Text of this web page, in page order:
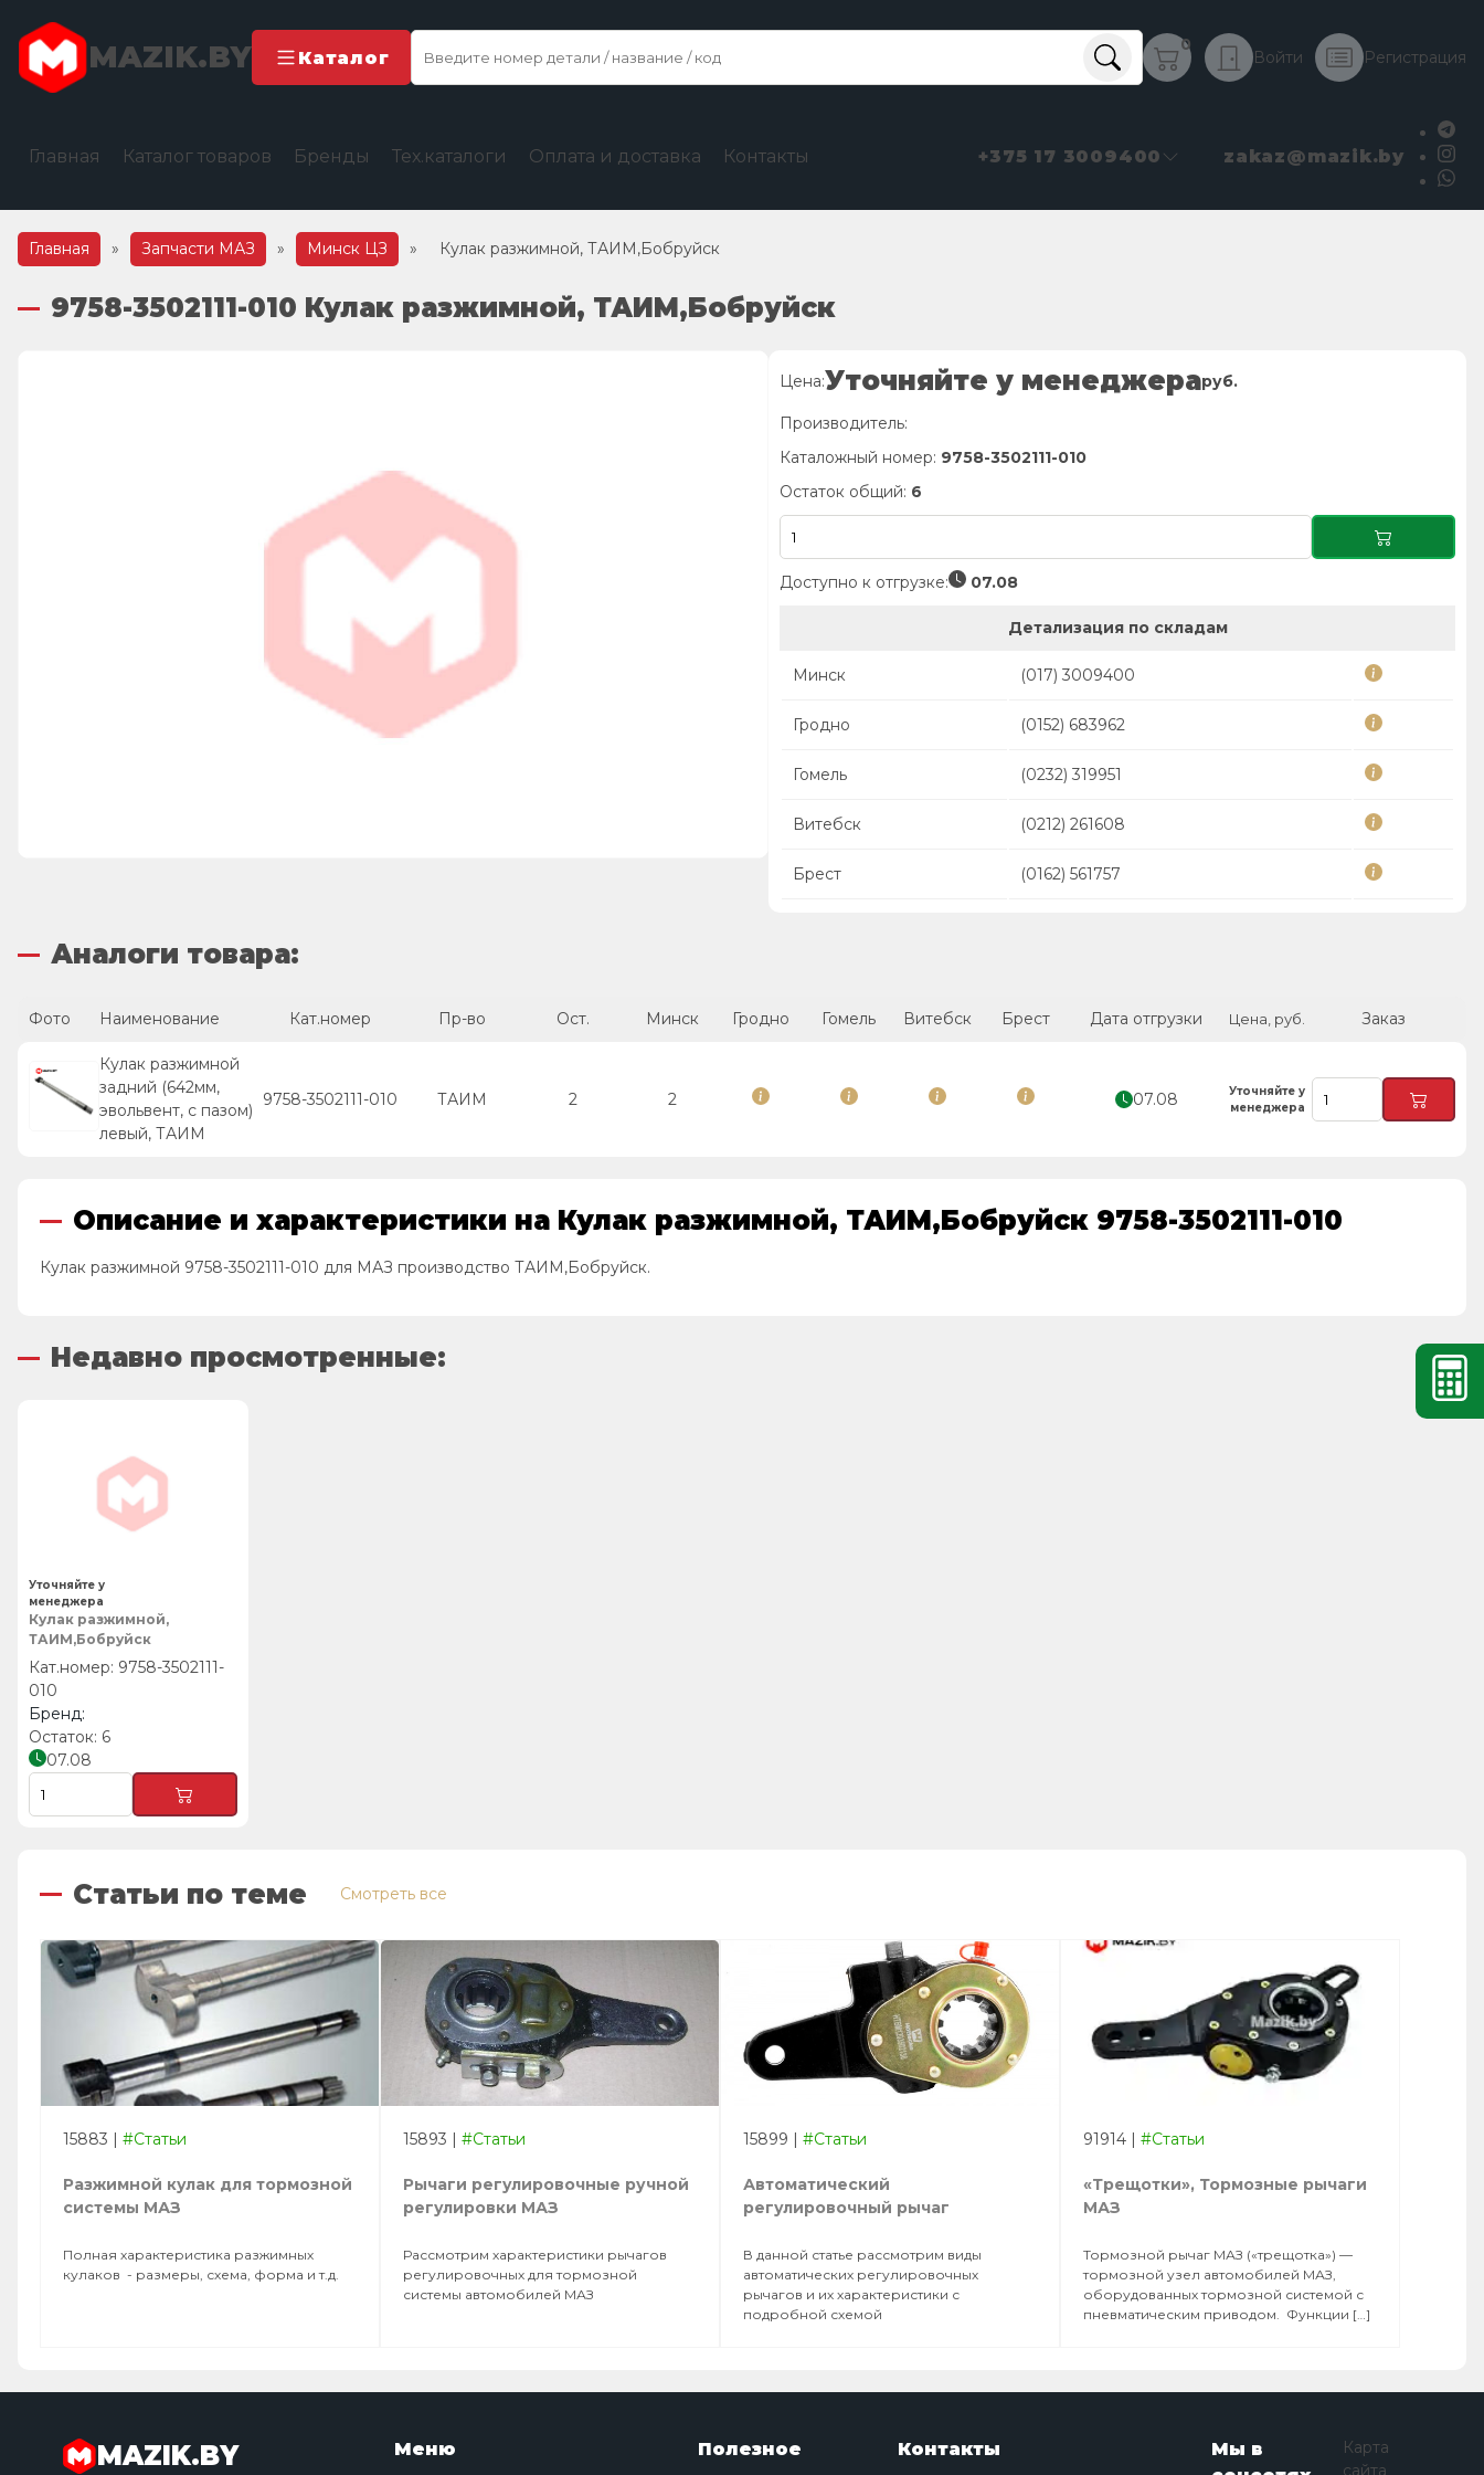
MAZIK.BY Каталог
0
Войти Регистрация
Главная Каталог товаров Бренды Тех.каталоги Оплата и доставка Контакты +375 17 3009400 zakaz@mazik.by
Главная » Запчасти МАЗ » Минск ЦЗ » Кулак разжимной, ТАИМ,Бобруйск
9758-3502111-010 Кулак разжимной, ТАИМ,Бобруйск
Цена:Уточняйте у менеджераруб.
Производитель:
Каталожный номер: 9758-3502111-010
Остаток общий: 6
Доступно к отгрузке: 07.08
Детализация по складам
Минск (017) 3009400
Гродно (0152) 683962
Гомель (0232) 319951
Витебск (0212) 261608
Брест (0162) 561757
Аналоги товара:
Фото Наименование Кат.номер Пр-во Ост. Минск Гродно Гомель Витебск Брест Дата отгрузки Цена, руб. Заказ
Кулак разжимной
задний (642мм,
эвольвент, с пазом)
левый, ТАИМ
9758-3502111-010 ТАИМ 2 2 07.08
Уточняйте у
менеджера
Описание и характеристики на Кулак разжимной, ТАИМ,Бобруйск 9758-3502111-010
Кулак разжимной 9758-3502111-010 для МАЗ производство ТАИМ,Бобруйск.
Недавно просмотренные:
Кулак разжимной,
ТАИМ,Бобруйск
9758-3502111-
010
6
07.08
Уточняйте у
менеджера
Статьи по теме Смотреть все
15883 | #Статьи
Разжимной кулак для тормозной
системы МАЗ
Полная характеристика разжимных
кулаков - размеры, схема, форма и т.д.
15893 | #Статьи
Рычаги регулировочные ручной
регулировки МАЗ
Рассмотрим характеристики рычагов
регулировочных для тормозной
системы автомобилей МАЗ
15899 | #Статьи
Автоматический
регулировочный рычаг
В данной статье рассмотрим виды
автоматических регулировочных
рычагов и их характеристики с
подробной схемой
91914 | #Статьи
«Трещотки», Тормозные рычаги
МАЗ
Тормозной рычаг МАЗ («трещотка») —
тормозной узел автомобилей МАЗ,
оборудованных тормозной системой с
пневматическим приводом. Функции […]
MAZIK.BY Меню Полезное Контакты
Мы в
Карта
сайта